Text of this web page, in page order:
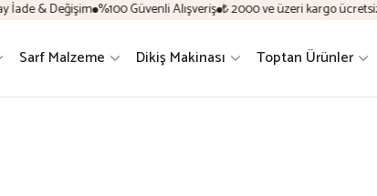
İade & Değişim %100 Güvenli Alışveriş ₺ 2000 ve üzeri kargo ücretsiz
Sarf Malzeme Dikiş Makinası Toptan Ürünler